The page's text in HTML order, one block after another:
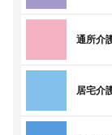
通所介
居宅介